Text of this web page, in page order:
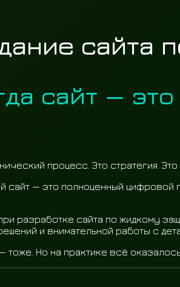
сайта
сайт —
процесс. Это стратегия. Это
— это полноценный цифровой
разработке сайта по жидкому
и внимательной работы с
тоже. Но на практике всё